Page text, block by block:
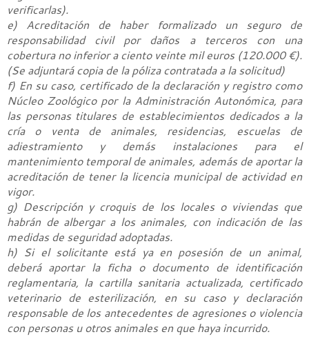
verificarlas).
e) Acreditación de haber formalizado un seguro de
responsabilidad civil por daños a terceros con una
cobertura no inferior a ciento veinte mil euros (120.000 €).
(Se adjuntará copia de la póliza contratada a la solicitud)
f) En su caso, certificado de la declaración y registro como
Núcleo Zoológico por la Administración Autonómica, para
las personas titulares de establecimientos dedicados a la
cría o venta de animales, residencias, escuelas de
adiestramiento y demás instalaciones para el
mantenimiento temporal de animales, además de aportar la
acreditación de tener la licencia municipal de actividad en
vigor.
g) Descripción y croquis de los locales o viviendas que
habrán de albergar a los animales, con indicación de las
medidas de seguridad adoptadas.
h) Si el solicitante está ya en posesión de un animal,
deberá aportar la ficha o documento de identificación
reglamentaria, la cartilla sanitaria actualizada, certificado
veterinario de esterilización, en su caso y declaración
responsable de los antecedentes de agresiones o violencia
con personas u otros animales en que haya incurrido.